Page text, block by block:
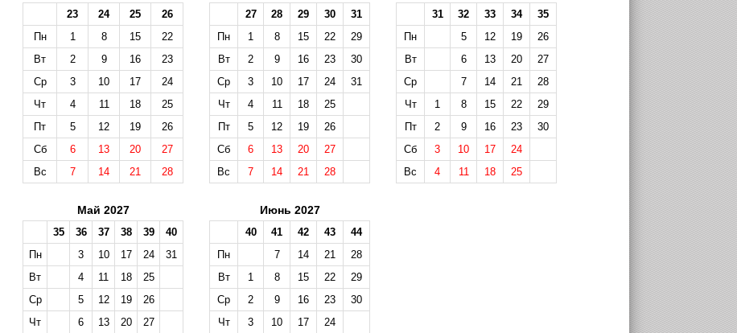
23 24 25
26
Пн
1 8 15
22
Вт
2 9 16
23
Ср
3 10 17
24
Чт
4 11 18
25
Пт
5 12 19
26
Сб
6 13 20
27
Вс
7 14 21 28
27 28 29 30
31
Пн
1 8 15 22
29
Вт
2 9 16 23
30
Ср
3 10 17 24
31
Чт
4 11 18
25
Пт
5 12 19
26
Сб
6 13 20
27
Вс
7 14 21 28
31 32 33 34
35
Пн
5 12 19
26
Вт
6 13 20
27
Ср
7 14 21
28
Чт
1 8 15 22
29
Пт
2 9 16 23
30
Сб
3 10 17
24
Вс
4 11 18 25
Май 2027
35 36 37 38 39
40
Пн
3 10 17 24
31
Вт
4 11 18
25
Ср
5 12 19
26
Чт
6 13 20 27
Июнь 2027
40 41 42 43
44
Пн
7 14 21
28
Вт
1 8 15 22
29
Ср
2 9 16 23
30
Чт
3 10 17 24